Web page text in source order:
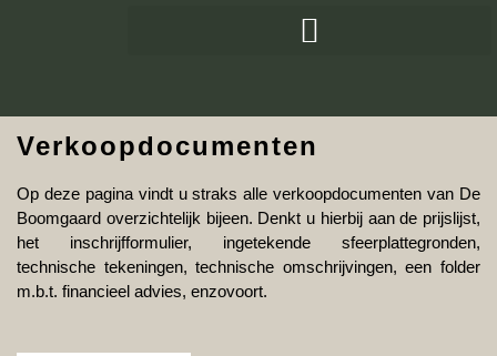
Verkoopdocumenten
Op deze pagina vindt u straks alle verkoopdocumenten van De
Boomgaard overzichtelijk bijeen. Denkt u hierbij aan de prijslijst,
het inschrijfformulier, ingetekende sfeerplattegronden,
technische tekeningen, technische omschrijvingen, een folder
m.b.t. financieel advies, enzovoort.